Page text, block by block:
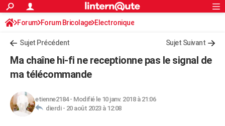
ACTUALITÉS
Politique
Société
Faits Divers
Education
Monde
Villes
+
Programme TV
Streaming
Sorties cinéma
Musique
FINANCE
Retraite
Impôts
Epargne
Immobilier
Risques naturels par ville
Banque
Assurance
CréditAUTO
Essais
Réserver un essai
Citadines
Berlines
SUV
Forum auto
+HIGH-TECH
S'inscrire
Connexion
Forum Forum Bricolage Electronique
Sujet Précédent Sujet Suivant
Ma chaîne hi-fi ne receptionne pas le signal de
ma télécommande
etienne2184- Modifié le 10 janv. 2018 à 21:06
dierdi - 20 août 2023 à 12:08